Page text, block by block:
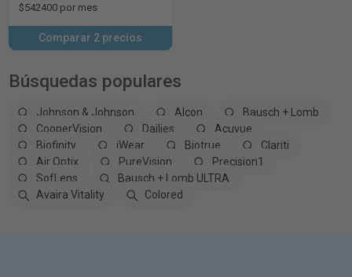
$542400 por mes
Comparar 2 precios
Búsquedas populares
Johnson & Johnson Alcon
Bausch + Lomb
CooperVision
Dailies
Acuvue
Biofinity
iWear Biotrue
Clariti
Air Optix
PureVision
Precision1
SofLens
Bausch + Lomb ULTRA
Avaira Vitality
Colored